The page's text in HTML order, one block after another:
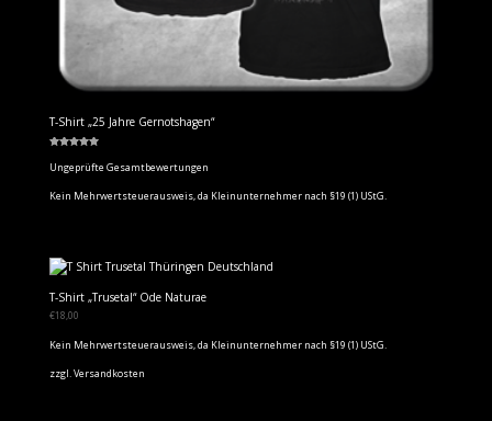
T-Shirt „25 Jahre Gernotshagen“
mit
5.00
Ungeprüfte Gesamtbewertungen
Kein Mehrwertsteuerausweis, da Kleinunternehmer nach §19 (1) UStG.
T-Shirt „Trusetal“ Ode Naturae
€18,00
Kein Mehrwertsteuerausweis, da Kleinunternehmer nach §19 (1) UStG.
zzgl.Versandkosten